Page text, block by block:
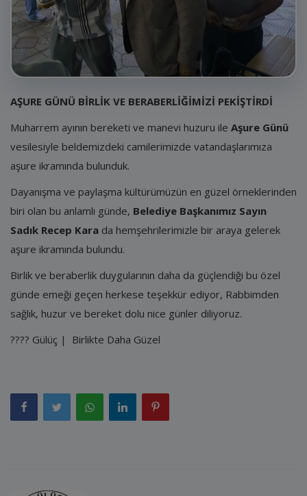
Giriş
Kayıt
AŞURE GÜNÜ BİRLİK VE BERABERLİĞİMİZİ PEKİŞTİRDİ
Muharrem ayının bereketi ve manevi huzuru ile Aşure Günü
vesilesiyle beldemizdeki camilerimizde vatandaşlarımıza
aşure ikramında bulunduk.
Dayanışma ve paylaşma kültürümüzün en güzel örneklerinden
biri olan bu anlamlı günde, Belediye Başkanımız Sayın
Sadık Recep Kara da hemşehrilerimizle bir araya gelerek
aşure ikramında bulundu.
Birlik ve beraberlik duygularının daha da güçlendiği bu özel
günde emeği geçen herkese teşekkür ediyor, Rabbimden
sağlık, huzur ve bereket dolu nice günler diliyoruz.
???? Gülüç | Birlikte Daha Güzel